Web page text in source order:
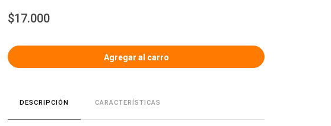
$17.000
DESCRIPCIÓN CARACTERÍSTICAS